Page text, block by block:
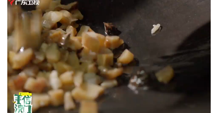
生成海报
“吉运巴士”即刻登场 “广州城市名片”王老吉以崭新姿态助
力全运
上一篇